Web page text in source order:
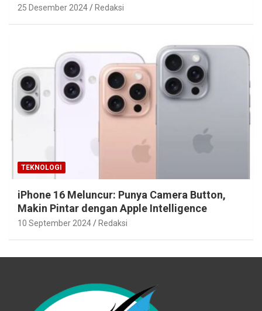
25 Desember 2024 Redaksi
TEKNOLOGI
iPhone 16 Meluncur: Punya Camera Button,
Makin Pintar dengan Apple Intelligence
10 September 2024 Redaksi